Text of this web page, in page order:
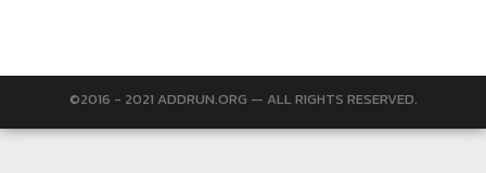
©2016 - 2021 ADDRUN.ORG — ALL RIGHTS RESERVED.